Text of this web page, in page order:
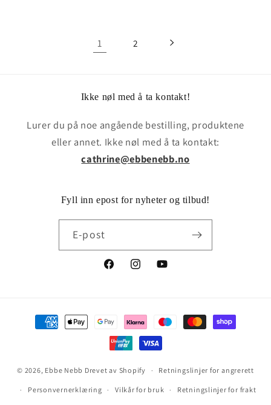
1 2
Ikke nøl med å ta kontakt!
Lurer du på noe angående bestilling, produktene
eller annet. Ikke nøl med å ta kontakt:
cathrine@ebbenebb.no
Fyll inn epost for nyheter og tilbud!
E-post
FacebookInstagramYouTube
Betalingsmåter
© 2026, Ebbe Nebb Drevet av Shopify Retningslinjer for angrerett
Personvernerklæring Vilkår for bruk Retningslinjer for frakt